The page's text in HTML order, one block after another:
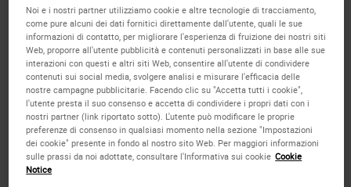
DES-DERII reacts with an 18 kD rod piece of the
intermediate filament protein desmin (53 kD) in muscle
cells. The antibody does not appear to recognize other
intermediate filament proteins. In normal tissues, Clone DE-
R-11 reacts with both striated (skeletal and cardiac) and
smooth muscle cells. The labeling is confined to the Z
bands in skeletal and cardiac muscle giving a
characteristic striated appearance.
Disclaimer
Noi e i nostri partner utilizziamo cookie e altre tecnologie di tracciamento,
come pure alcuni dei dati fornitici direttamente dall'utente, quali le sue
informazioni di contatto, per migliorare l'esperienza di fruizione dei nostri siti
Web, proporre all'utente pubblicità e contenuti personalizzati in base alle sue
interazioni con questi e altri siti Web, consentire all'utente di condividere
contenuti sui social media, svolgere analisi e misurare l'efficacia delle
nostre campagne pubblicitarie. Facendo clic su "Accetta tutti i cookie",
l'utente presta il suo consenso e accetta di condividere i propri dati con i
nostri partner (link riportato sotto). L'utente può modificare le proprie
preferenze di consenso in qualsiasi momento nella sezione "Impostazioni
dei cookie" presente in fondo al nostro sito Web. Per maggiori informazioni
sulle prassi da noi adottate, consultare l'Informativa sui cookie Cookie
Notice